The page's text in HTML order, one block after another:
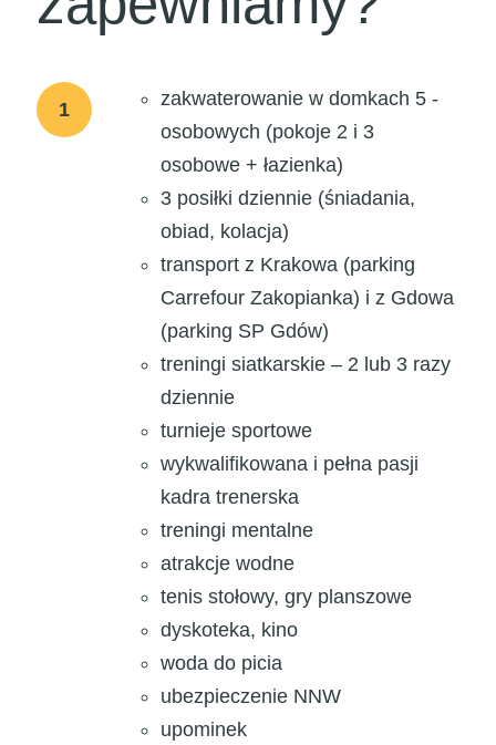
1
zakwaterowanie w domkach 5 -
osobowych (pokoje 2 i 3
osobowe + łazienka)
3 posiłki dziennie (śniadania,
obiad, kolacja)
transport z Krakowa (parking
Carrefour Zakopianka) i z Gdowa
(parking SP Gdów)
treningi siatkarskie – 2 lub 3 razy
dziennie
turnieje sportowe
wykwalifikowana i pełna pasji
kadra trenerska
treningi mentalne
atrakcje wodne
tenis stołowy, gry planszowe
dyskoteka, kino
woda do picia
ubezpieczenie NNW
upominek